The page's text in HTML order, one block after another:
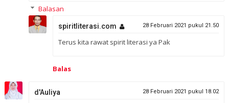
Balasan
spiritliterasi.com 28 Februari 2021 pukul 21.50
Terus kita rawat spirit literasi ya Pak
Balas
d'Auliya 28 Februari 2021 pukul 18.02